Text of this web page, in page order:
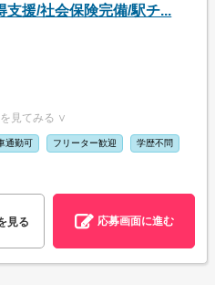
支援/社会保険完備/駅チ...
見てみる ∨
通勤可 フリーター歓迎 学歴不問
見る 応募画面に進む